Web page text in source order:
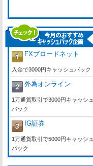
FXブロードネット
入金で3000円キャッシュバック
外為オンライン
1万通貨取引で3000円キャッシュ
バック
IG証券
1万通貨取引で5000円キャッシュ
バック